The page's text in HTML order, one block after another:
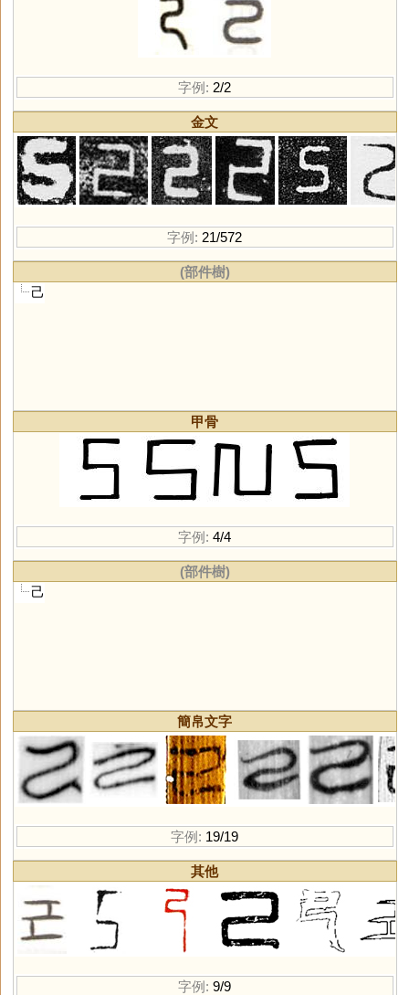
字例: 2/2
金文
字例: 21/572
(部件樹)
己
甲骨
字例: 4/4
(部件樹)
己
簡帛文字
字例: 19/19
其他
字例: 9/9